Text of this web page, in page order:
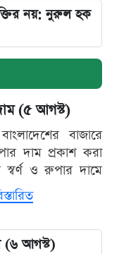
নয়: নুরুল হক
(৫ আগস্ট)
বাজারে
দাম প্রকাশ করা
স্বর্ণ ও রুপার দামে
(৬ আগস্ট)